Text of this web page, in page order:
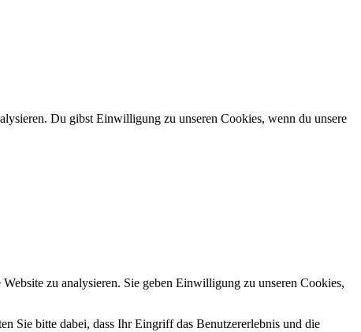
Du gibst Einwilligung zu unseren Cookies, wenn du unsere
zu analysieren. Sie geben Einwilligung zu unseren Cookies,
Sie bitte dabei, dass Ihr Eingriff das Benutzererlebnis und die